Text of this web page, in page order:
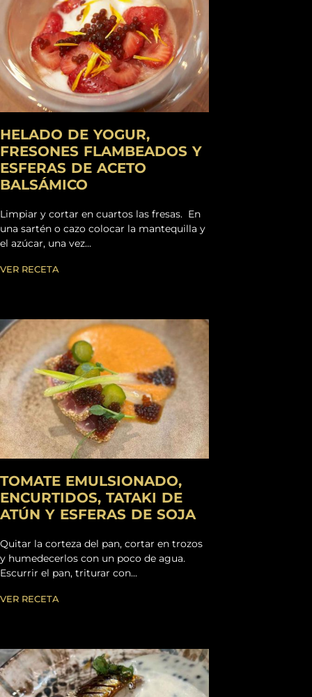
HELADO DE YOGUR,
FRESONES FLAMBEADOS Y
ESFERAS DE ACETO
BALSÁMICO
Limpiar y cortar en cuartos las fresas. En
una sartén o cazo colocar la mantequilla y
el azúcar, una vez...
VER RECETA
TOMATE EMULSIONADO,
ENCURTIDOS, TATAKI DE
ATÚN Y ESFERAS DE SOJA
Quitar la corteza del pan, cortar en trozos
y humedecerlos con un poco de agua.
Escurrir el pan, triturar con...
VER RECETA